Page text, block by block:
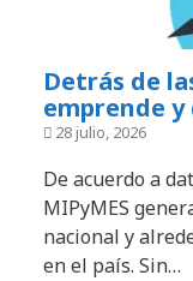
Detrás de
emprende
28 julio, 2026
De acuerdo a
MIPyMES
nacional y
en el país. Sin…